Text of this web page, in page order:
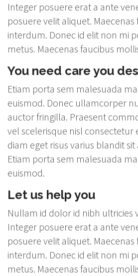
Integer posuere erat a ante
posuere velit aliquet.
interdum. Donec id elit non mi
metus. Maecenas faucibus
You need care you
Etiam porta sem malesuada
euismod. Donec ullamcorper
auctor fringilla. Praesent
vel scelerisque nisl consectetur
diam eget risus varius blandit
Etiam porta sem malesuada
euismod.
Let us help you
Nullam id dolor id nibh ultricies
Integer posuere erat a ante
posuere velit aliquet.
interdum. Donec id elit non mi
metus. Maecenas faucibus